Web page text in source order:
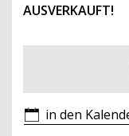
AUSVERKAUFT!
in den